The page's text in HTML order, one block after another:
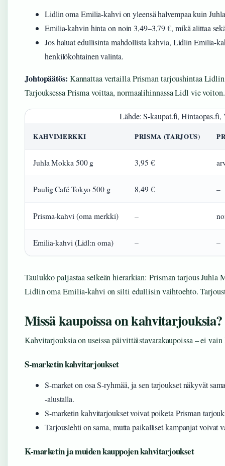
Lidlin oma Emilia-kahvi on yleensä halvempaa kuin
Emilia-kahvin hinta on noin 3,49–3,79 €, mikä alittaa
Jos haluat edullisinta mahdollista kahvia, Lidlin Emilia-
henkilökohtainen valinta.
Johtopäätös: Kannattaa vertailla Prisman tarjoushintaa
Tarjouksessa Prisma voittaa, normaalihinnassa Lidl vie voiton.
Lähde: S-kaupat.fi,
KAHVIMERKKI PRISMA (TARJOUS)
Juhla Mokka 500 g 3,95 €
Paulig Café Tokyo 500 g 8,49 € –
Prisma-kahvi (oma merkki) –
Emilia-kahvi (Lidl:n oma) – –
Taulukko paljastaa selkeän hierarkian: Prisman tarjous
Lidlin oma Emilia-kahvi on silti edullisin vaihtoehto.
Missä kaupoissa on kahvitarjouksia?
Kahvitarjouksia on useissa päivittäistavarakaupoissa – ei vain
S-marketin kahvitarjoukset
S-market on osa S-ryhmää, ja sen tarjoukset näkyvät
-alustalla.
S-marketin kahvitarjoukset voivat poiketa Prisman
Tarjouslehti on sama, mutta paikalliset kampanjat voivat
K-marketin ja muiden kauppojen kahvitarjoukset